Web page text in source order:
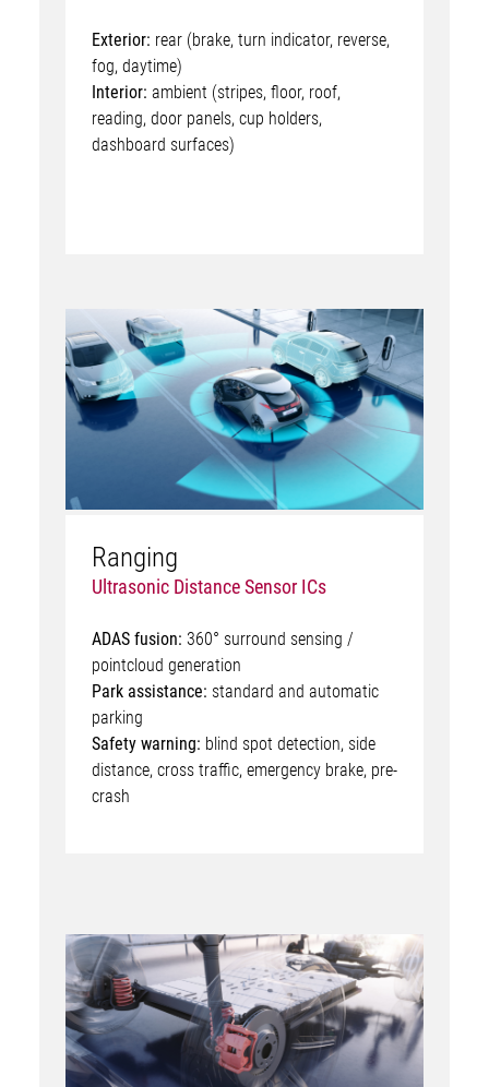
Exterior: rear (brake, turn indicator, reverse,
fog, daytime)
Interior: ambient (stripes, floor, roof,
reading, door panels, cup holders,
dashboard surfaces)
Ranging
Ultrasonic Distance Sensor ICs
ADAS fusion: 360° surround sensing /
pointcloud generation
Park assistance: standard and automatic
parking
Safety warning: blind spot detection, side
distance, cross traffic, emergency brake, pre-
crash